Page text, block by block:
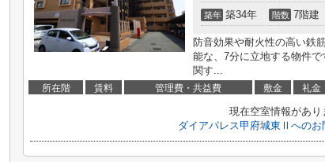
築年 築34年 階数 7階建
防音効果や耐火性の高い鉄
能な、7分に立地する物件
関す...
所在階 賃料 管理費・共益費 敷金 礼金
現在空室情報があり
ダイアパレス甲府城東Ⅱへのお